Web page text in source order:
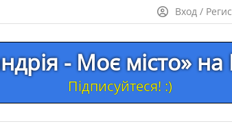
Вход /
- Моє місто»
Підписуйтеся! :)